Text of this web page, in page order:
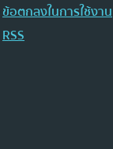
ข้อตกลงในการใช้งาน
RSS